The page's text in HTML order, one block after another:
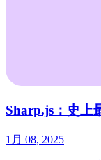
Sharp.js：史上
1月 08, 2025